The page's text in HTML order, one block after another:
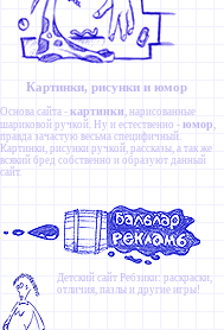
Картинки, рисунки и юмор
Основа сайта - картинки , нарисованные
шариковой ручкой. Ну и естественно - юмор ,
правда зачастую весьма специфичный.
Картинки, рисунки ручкой, рассказы, а так же
всякий бред собственно и образуют данный
сайт.
Детский сайт Ребзики: раскраски,
отличия, пазлы и другие игры!